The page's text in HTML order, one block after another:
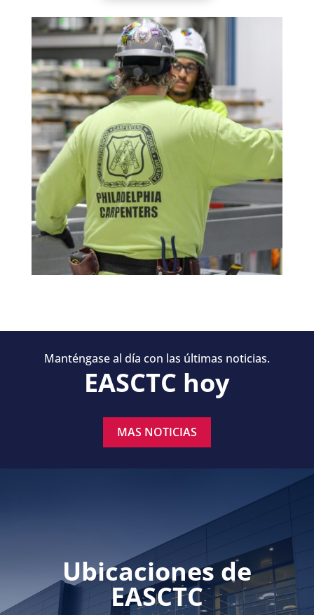
Manténgase al día con las últimas noticias.
EASCTC hoy
MAS NOTICIAS
Ubicaciones de
EASCTC